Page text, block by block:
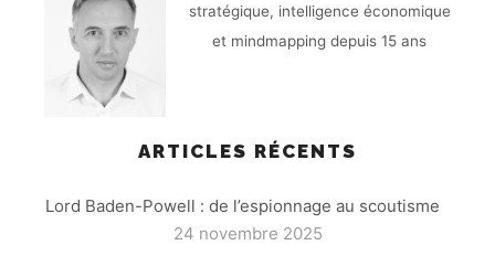
stratégique, intelligence économique
et mindmapping depuis 15 ans
ARTICLES RÉCENTS
Lord Baden-Powell : de l’espionnage au scoutisme
24 novembre 2025